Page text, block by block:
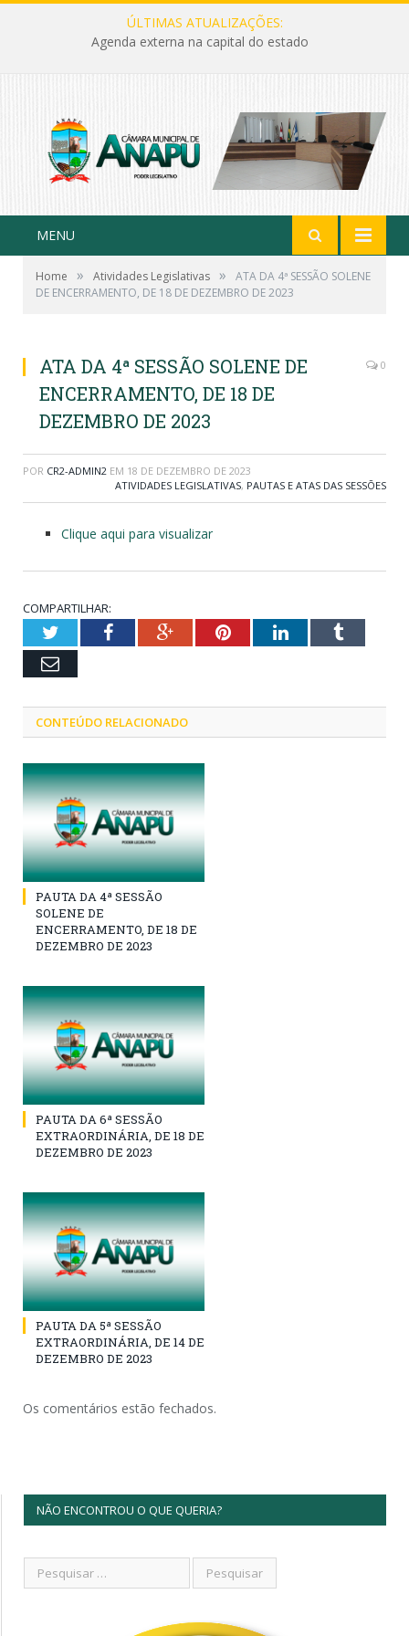
ÚLTIMAS ATUALIZAÇÕES:
Agenda externa na capital do estado
MENU
Home » Atividades Legislativas »
ATA DA 4ª SESSÃO SOLENE
DE ENCERRAMENTO, DE 18 DE DEZEMBRO DE 2023
ATA DA 4ª SESSÃO SOLENE DE
ENCERRAMENTO, DE 18 DE
DEZEMBRO DE 2023
0
POR CR2-ADMIN2 EM 18 DE DEZEMBRO DE 2023
ATIVIDADES LEGISLATIVAS, PAUTAS E ATAS DAS SESSÕES
Clique aqui para visualizar
COMPARTILHAR:
TwitterFacebookGoogle+PinterestLinkedInTumblr
Email
CONTEÚDO RELACIONADO
PAUTA DA 4ª SESSÃO
SOLENE DE
ENCERRAMENTO, DE 18 DE
DEZEMBRO DE 2023
PAUTA DA 6ª SESSÃO
EXTRAORDINÁRIA, DE 18 DE
DEZEMBRO DE 2023
PAUTA DA 5ª SESSÃO
EXTRAORDINÁRIA, DE 14 DE
DEZEMBRO DE 2023
Os comentários estão fechados.
NÃO ENCONTROU O QUE QUERIA?